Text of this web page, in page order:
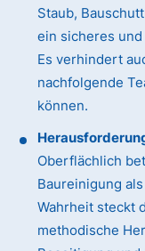
Staub,
ein sicheres
Es verhindert
nachfolgende
können.
Oberflächlich
Baureinigung
Wahrheit steckt
methodische